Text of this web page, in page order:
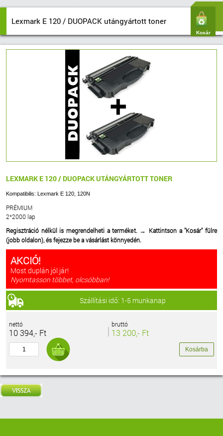
Kosár
Lexmark E 120 / DUOPACK utángyártott toner
LEXMARK E 120 / DUOPACK UTÁNGYÁRTOTT TONER
Kompatibilis: Lexmark E 120, 120N
PRÉMIUM
2*2000 lap
Regisztráció nélkül is megrendelheti a terméket. → Kattintson a "Kosár" fülre
(jobb oldalon), és fejezze be a vásárlást könnyedén.
AKCIÓ!
Most duplán jól jár!
Nyomtasson többet, olcsóbban!
Szállítási idő: 1-5 munkanap
nettó
10 394,- Ft
bruttó
13 200,- Ft